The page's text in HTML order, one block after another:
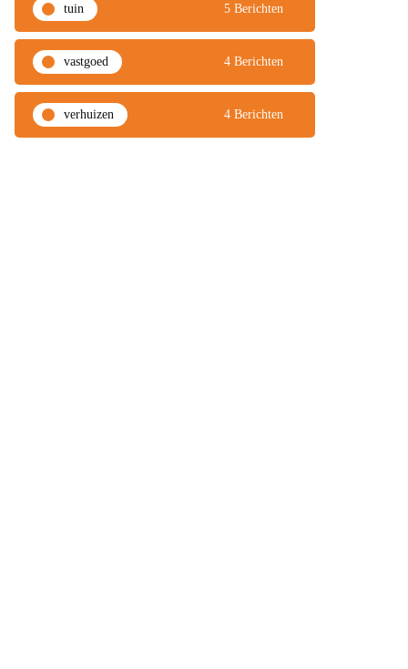
tuin 5 Berichten
vastgoed 4 Berichten
verhuizen 4 Berichten